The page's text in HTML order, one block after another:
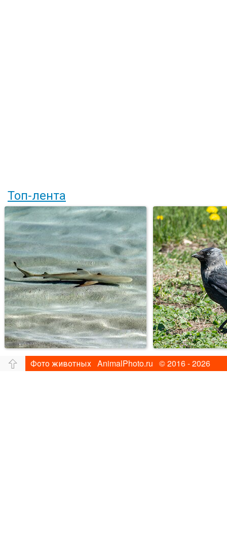
Топ-лента
Фото животных AnimalPhoto.ru © 2016 - 2026